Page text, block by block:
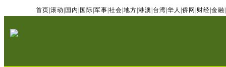
首页 滚动 国内 国际 军事 社会 地方 港澳 台湾 华人 侨网 财经 金融